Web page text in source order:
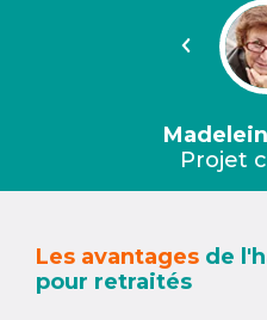
Projet
Les avantages de
pour retraités